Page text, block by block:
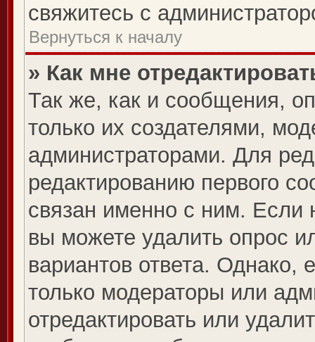
свяжитесь с
Вернуться к началу
» Как мне
Так же, как и сообщения,
только их создателями,
администраторами. Для
редактированию первого
связан именно с ним. Если
вы можете удалить опрос
вариантов ответа. Однако,
только модераторы или
отредактировать или